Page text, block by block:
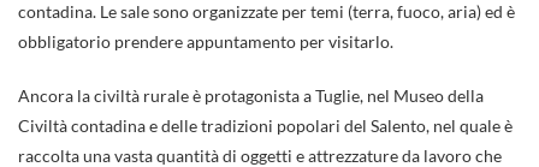
contadina. Le sale sono organizzate per temi (terra, fuoco, aria) ed è
obbligatorio prendere appuntamento per visitarlo.
Ancora la civiltà rurale è protagonista a Tuglie, nel Museo della
Civiltà contadina e delle tradizioni popolari del Salento, nel quale è
raccolta una vasta quantità di oggetti e attrezzature da lavoro che